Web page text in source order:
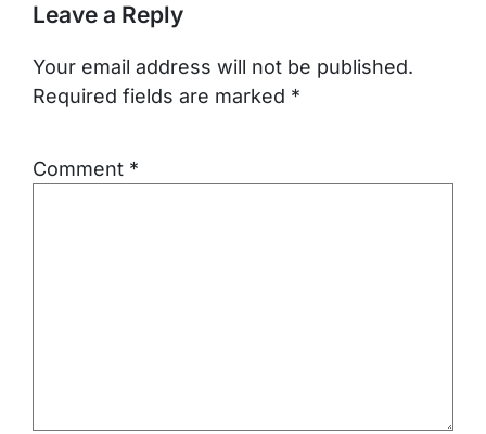
Leave a Reply
Your email address will not be published.
Required fields are marked *
Comment *